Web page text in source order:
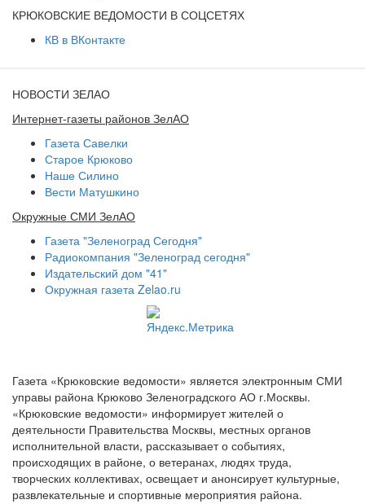
КРЮКОВСКИЕ ВЕДОМОСТИ В СОЦСЕТЯХ
КВ в ВКонтакте
НОВОСТИ ЗЕЛАО
Интернет-газеты районов ЗелАО
Газета Савелки
Старое Крюково
Наше Силино
Вести Матушкино
Окружные СМИ ЗелАО
Газета "Зеленоград Сегодня"
Радиокомпания "Зеленоград сегодня"
Издательский дом "41"
Окружная газета Zelao.ru
Газета «Крюковские ведомости» является электронным СМИ
управы района Крюково Зеленоградского АО г.Москвы.
«Крюковские ведомости» информирует жителей о
деятельности Правительства Москвы, местных органов
исполнительной власти, рассказывает о событиях,
происходящих в районе, о ветеранах, людях труда,
творческих коллективах, освещает и анонсирует культурные,
развлекательные и спортивные мероприятия района.